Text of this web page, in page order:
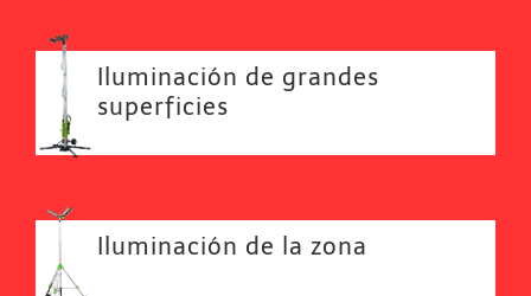
Iluminación de grandes
superficies
Iluminación de la zona